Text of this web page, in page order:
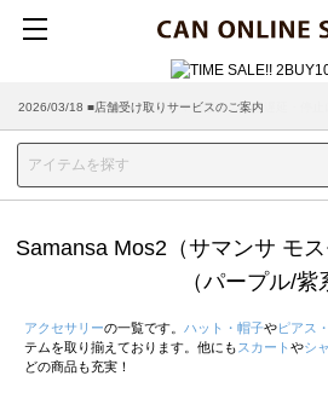
2026/03/18 ■店舗受け取りサービスのご案内
Samansa Mos2（サマンサ モ
（パープル/紫
アクセサリーの一覧です。 ハット・帽子やピアス
テムを取り揃えております。他にも スカート やシ
どの商品も充実！